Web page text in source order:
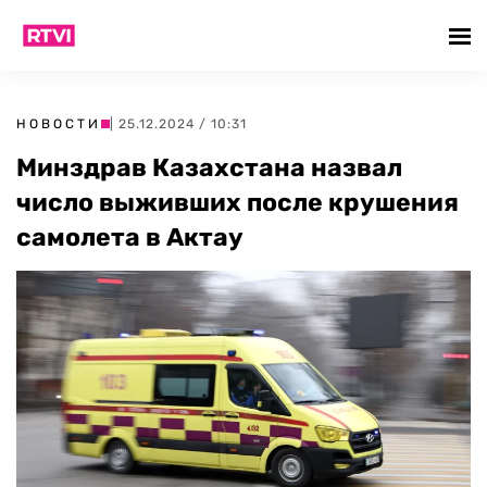
НОВОСТИ | 25.12.2024 / 10:31
Минздрав Казахстана назвал
число выживших после крушения
самолета в Актау